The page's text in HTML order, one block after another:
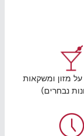
על מזון ומשקאות
נבחרים)